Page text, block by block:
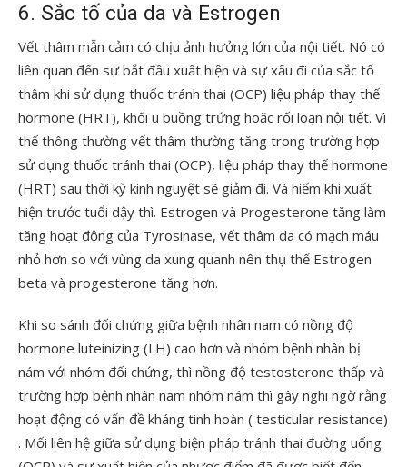
6. Sắc tố của da và Estrogen
Vết thâm mẫn cảm có chịu ảnh hưởng lớn của nội tiết. Nó có
liên quan đến sự bắt đầu xuất hiện và sự xấu đi của sắc tố
thâm khi sử dụng thuốc tránh thai (OCP) liệu pháp thay thế
hormone (HRT), khối u buồng trứng hoặc rối loạn nội tiết. Vì
thế thông thường vết thâm thường tăng trong trường hợp
sử dụng thuốc tránh thai (OCP), liệu pháp thay thế hormone
(HRT) sau thời kỳ kinh nguyệt sẽ giảm đi. Và hiếm khi xuất
hiện trước tuổi dậy thì. Estrogen và Progesterone tăng làm
tăng hoạt động của Tyrosinase, vết thâm da có mạch máu
nhỏ hơn so với vùng da xung quanh nên thụ thể Estrogen
beta và progesterone tăng hơn.
Khi so sánh đối chứng giữa bệnh nhân nam có nồng độ
hormone luteinizing (LH) cao hơn và nhóm bệnh nhân bị
nám với nhóm đối chứng, thì nồng độ testosterone thấp và
trường hợp bệnh nhân nam nhóm nám thì gây nghi ngờ rằng
hoạt động có vấn đề kháng tinh hoàn ( testicular resistance)
. Mối liên hệ giữa sử dụng biện pháp tránh thai đường uống